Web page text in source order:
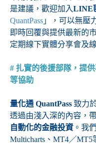
是建議，歡迎加入LINE
QuantPass 」，可以無壓
即時回覆與提供最新的
定期線下實體分享會及
# 扎實的後援部隊，提
等協助
量化通 QuantPass 致力
透過由淺入深的內容，
自動化的金融投資。我
Multicharts、MT4／